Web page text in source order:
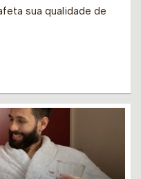
sua qualidade de